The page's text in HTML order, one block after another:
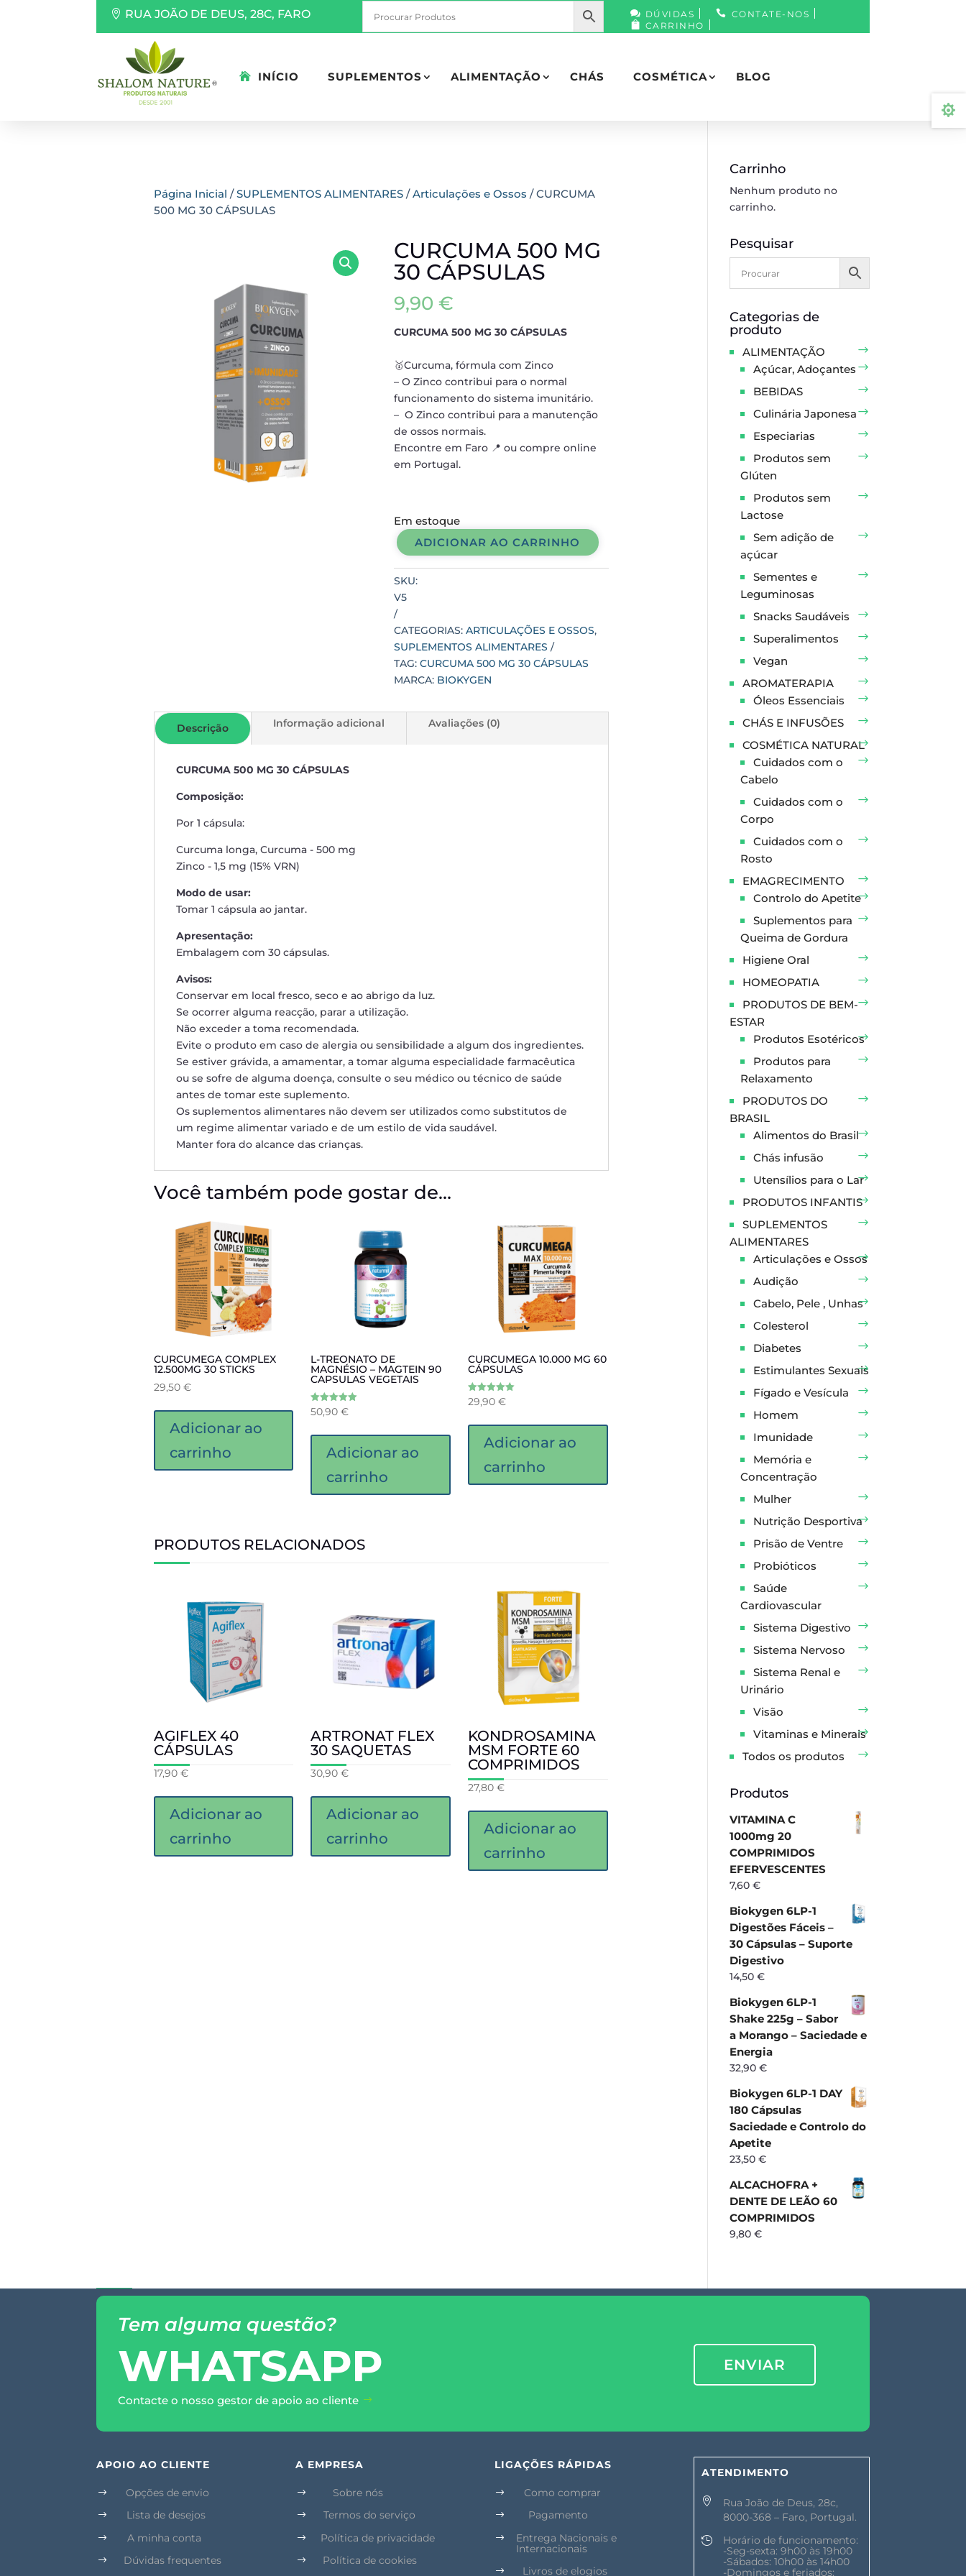
RUA JOÃO DE DEUS, 28C, FARO DÚVIDAS
CONTATE-NOS
CARRINHO
INÍCIO SUPLEMENTOS ALIMENTAÇÃO CHÁS COSMÉTICA BLOG
Página Inicial /SUPLEMENTOS ALIMENTARES/Articulações e Ossos / CURCUMA
500 MG 30 CÁPSULAS
CURCUMA 500 MG
30 CÁPSULAS
9,90 €
CURCUMA 500 MG 30 CÁPSULAS
🥇Curcuma, fórmula com Zinco
– O Zinco contribui para o normal
funcionamento do sistema imunitário.
– O Zinco contribui para a manutenção
de ossos normais.
Encontre em Faro 📍 ou compre online
em Portugal.
Em estoque
CURCUMA
500
MG
30
CÁPSULAS
quantidade
ADICIONAR AO CARRINHO
SKU:
V5
CATEGORIAS: ARTICULAÇÕES E OSSOS,
SUPLEMENTOS ALIMENTARES
TAG: CURCUMA 500 MG 30 CÁPSULAS
MARCA: BIOKYGEN
Descrição Informação adicional Avaliações (0)
CURCUMA 500 MG 30 CÁPSULAS
Composição:
Por 1 cápsula:
Curcuma longa, Curcuma - 500 mg
Zinco - 1,5 mg (15% VRN)
Modo de usar:
Tomar 1 cápsula ao jantar.
Apresentação:
Embalagem com 30 cápsulas.
Avisos:
Conservar em local fresco, seco e ao abrigo da luz.
Se ocorrer alguma reacção, parar a utilização.
Não exceder a toma recomendada.
Evite o produto em caso de alergia ou sensibilidade a algum dos ingredientes.
Se estiver grávida, a amamentar, a tomar alguma especialidade farmacêutica
ou se sofre de alguma doença, consulte o seu médico ou técnico de saúde
antes de tomar este suplemento.
Os suplementos alimentares não devem ser utilizados como substitutos de
um regime alimentar variado e de um estilo de vida saudável.
Manter fora do alcance das crianças.
Você também pode gostar de…
CURCUMEGA COMPLEX
12.500MG 30 STICKS
29,50 €
Adicionar ao
carrinho
L-TREONATO DE
MAGNÉSIO – MAGTEIN 90
CAPSULAS VEGETAIS
Avaliação
5.00
50,90€
Adicionar ao
carrinho
CURCUMEGA 10.000 MG 60
CÁPSULAS
Avaliação
5.00
29,90€
Adicionar ao
carrinho
PRODUTOS RELACIONADOS
AGIFLEX 40
CÁPSULAS
17,90 €
Adicionar ao
carrinho
ARTRONAT FLEX
30 SAQUETAS
30,90€
Adicionar ao
carrinho
KONDROSAMINA
MSM FORTE 60
COMPRIMIDOS
27,80€
Adicionar ao
carrinho
Carrinho
Nenhum produto no
carrinho.
Pesquisar
Categorias de
produto
ALIMENTAÇÃO
Açúcar, Adoçantes
BEBIDAS
Culinária Japonesa
Especiarias
Produtos sem
Glúten
Produtos sem
Lactose
Sem adição de
açúcar
Sementes e
Leguminosas
Snacks Saudáveis
Superalimentos
Vegan
AROMATERAPIA
Óleos Essenciais
CHÁS E INFUSÕES
COSMÉTICA NATURAL
Cuidados com o
Cabelo
Cuidados com o
Corpo
Cuidados com o
Rosto
EMAGRECIMENTO
Controlo do Apetite
Suplementos para
Queima de Gordura
Higiene Oral
HOMEOPATIA
PRODUTOS DE BEM-
ESTAR
Produtos Esotéricos
Produtos para
Relaxamento
PRODUTOS DO
BRASIL
Alimentos do Brasil
Chás infusão
Utensílios para o Lar
PRODUTOS INFANTIS
SUPLEMENTOS
ALIMENTARES
Articulações e Ossos
Audição
Cabelo, Pele , Unhas
Colesterol
Diabetes
Estimulantes Sexuais
Fígado e Vesícula
Homem
Imunidade
Memória e
Concentração
Mulher
Nutrição Desportiva
Prisão de Ventre
Probióticos
Saúde
Cardiovascular
Sistema Digestivo
Sistema Nervoso
Sistema Renal e
Urinário
Visão
Vitaminas e Minerais
Todos os produtos
Produtos
VITAMINA C
1000mg 20
COMPRIMIDOS
EFERVESCENTES
7,60€
Biokygen 6LP-1
Digestões Fáceis –
30 Cápsulas – Suporte
Digestivo
14,50€
Biokygen 6LP-1
Shake 225g – Sabor
a Morango – Saciedade e
Energia
32,90€
Biokygen 6LP-1 DAY
180 Cápsulas
Saciedade e Controlo do
Apetite
23,50€
ALCACHOFRA +
DENTE DE LEÃO 60
COMPRIMIDOS
9,80€
Tem alguma questão?
WHATSAPP
Contacte o nosso gestor de apoio ao cliente
ENVIAR
APOIO AO CLIENTE
$ Opções de envio
$ Lista de desejos
$ A minha conta
$
Dúvidas frequentes
A EMPRESA
$ Sobre nós
$ Termos do serviço
$ Política de privacidade
$
Política de cookies
LIGAÇÕES RÁPIDAS
$ Como comprar
$ Pagamento
$
Entrega Nacionais e
Internacionais
$ Livros de elogios
ATENDIMENTO

Rua João de Deus, 28c,
8000-368 – Faro, Portugal.

Horário de funcionamento:
-Seg-sexta: 9h00 às 19h00
-Sábados: 10h00 às 14h00
-Domingos e feriados:
